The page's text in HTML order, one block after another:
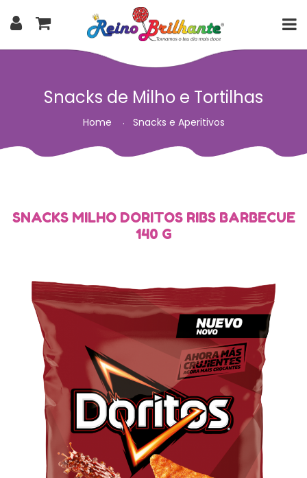
Snacks de Milho e Tortilhas
Home Snacks e Aperitivos
SNACKS MILHO DORITOS RIBS BARBECUE
140 G